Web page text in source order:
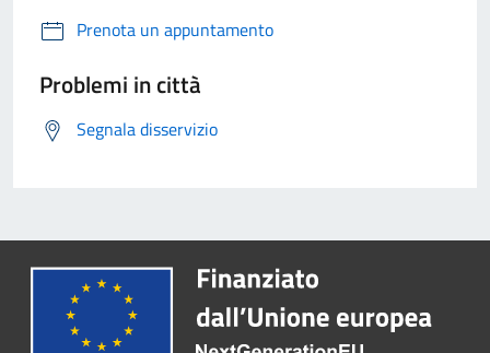
Prenota un appuntamento
Problemi in città
Segnala disservizio